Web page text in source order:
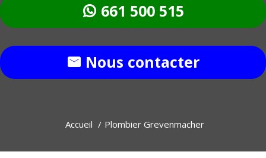
661 500 515
Nous contacter
Accueil Plombier Grevenmacher